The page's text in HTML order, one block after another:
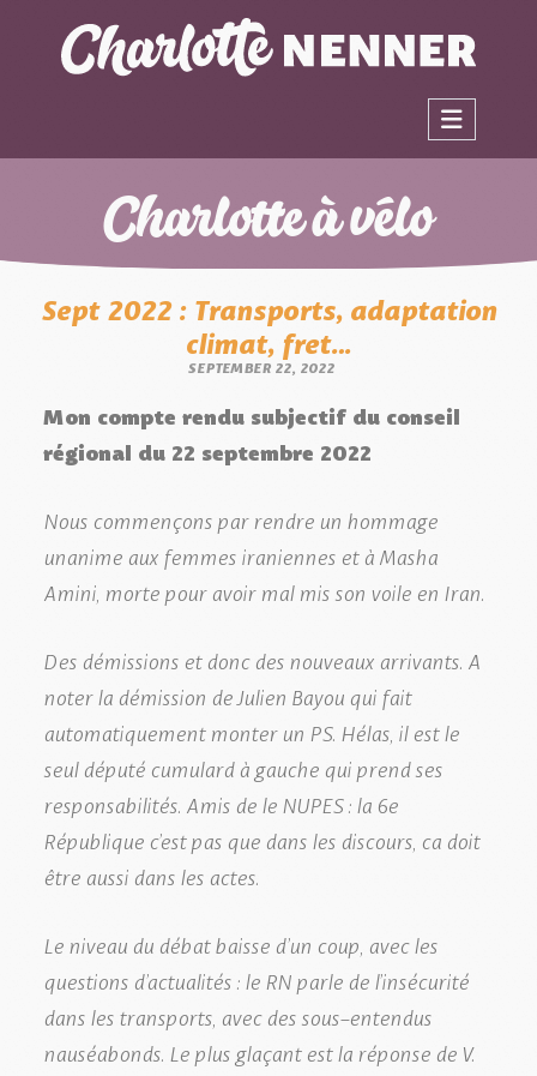
Charlotte à vélo
Sept 2022 : Transports, adaptation
climat, fret…
SEPTEMBER 22, 2022
Mon compte rendu subjectif du conseil
régional du 22 septembre 2022
Nous commençons par rendre un hommage
unanime aux femmes iraniennes et à Masha
Amini, morte pour avoir mal mis son voile en Iran.
Des démissions et donc des nouveaux arrivants. A
noter la démission de Julien Bayou qui fait
automatiquement monter un PS. Hélas, il est le
seul député cumulard à gauche qui prend ses
responsabilités. Amis de le NUPES : la 6e
République c’est pas que dans les discours, ca doit
être aussi dans les actes.
Le niveau du débat baisse d’un coup, avec les
questions d’actualités : le RN parle de l’insécurité
dans les transports, avec des sous-entendus
nauséabonds. Le plus glaçant est la réponse de V.